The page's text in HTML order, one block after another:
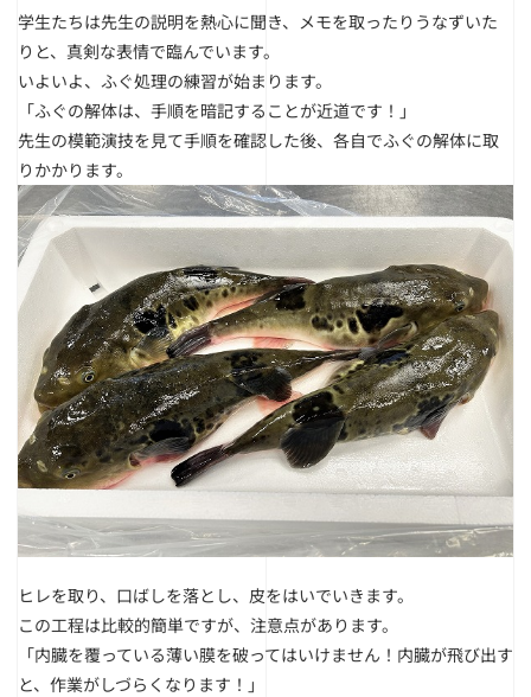
学生たちは先生の説明を熱心に聞き、メモを取ったりうなずいた
りと、真剣な表情で臨んでいます。
いよいよ、ふぐ処理の練習が始まります。
「ふぐの解体は、手順を暗記することが近道です！」
先生の模範演技を見て手順を確認した後、各自でふぐの解体に取
りかかります。
ヒレを取り、口ばしを落とし、皮をはいでいきます。
この工程は比較的簡単ですが、注意点があります。
「内臓を覆っている薄い膜を破ってはいけません！内臓が飛び出す
と、作業がしづらくなります！」